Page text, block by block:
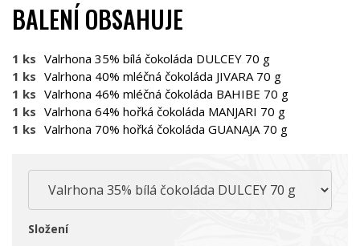
BALENÍ OBSAHUJE
1 ks Valrhona 35% bílá čokoláda DULCEY 70 g
1 ks Valrhona 40% mléčná čokoláda JIVARA 70 g
1 ks Valrhona 46% mléčná čokoláda BAHIBE 70 g
1 ks Valrhona 64% hořká čokoláda MANJARI 70 g
1 ks Valrhona 70% hořká čokoláda GUANAJA 70 g
Složení